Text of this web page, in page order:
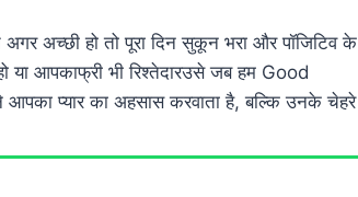
अच्छी हो तो पूरा दिन सुकून भरा और पॉजिटिव के
या आपकाफ्री भी रिश्तेदारउसे जब हम Good
प्यार का अहसास करवाता है, बल्कि उनके चेहरे